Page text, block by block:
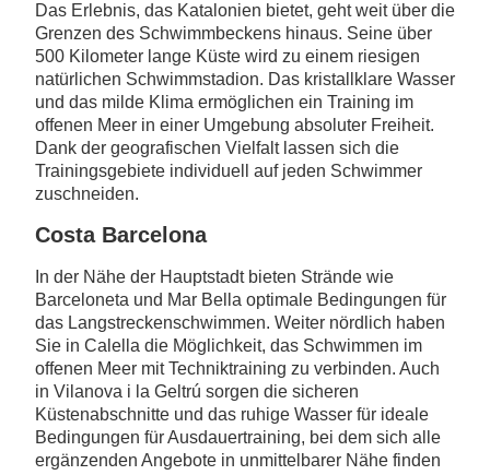
Das Erlebnis, das Katalonien bietet, geht weit über die
Grenzen des Schwimmbeckens hinaus. Seine über
500 Kilometer lange Küste wird zu einem riesigen
natürlichen Schwimmstadion. Das kristallklare Wasser
und das milde Klima ermöglichen ein Training im
offenen Meer in einer Umgebung absoluter Freiheit.
Dank der geografischen Vielfalt lassen sich die
Trainingsgebiete individuell auf jeden Schwimmer
zuschneiden.
Costa Barcelona
In der Nähe der Hauptstadt bieten Strände wie
Barceloneta und Mar Bella optimale Bedingungen für
das Langstreckenschwimmen. Weiter nördlich haben
Sie in Calella die Möglichkeit, das Schwimmen im
offenen Meer mit Techniktraining zu verbinden. Auch
in Vilanova i la Geltrú sorgen die sicheren
Küstenabschnitte und das ruhige Wasser für ideale
Bedingungen für Ausdauertraining, bei dem sich alle
ergänzenden Angebote in unmittelbarer Nähe finden